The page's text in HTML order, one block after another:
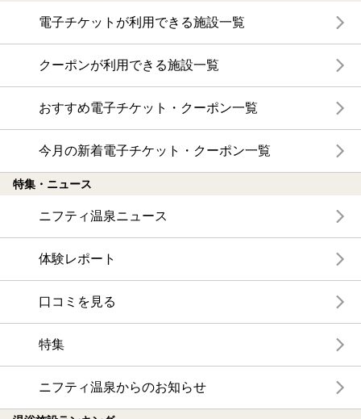
電子チケットが利用できる施設一覧
クーポンが利用できる施設一覧
おすすめ電子チケット・クーポン一覧
今月の新着電子チケット・クーポン一覧
特集・ニュース
ニフティ温泉ニュース
体験レポート
口コミを見る
特集
ニフティ温泉からのお知らせ